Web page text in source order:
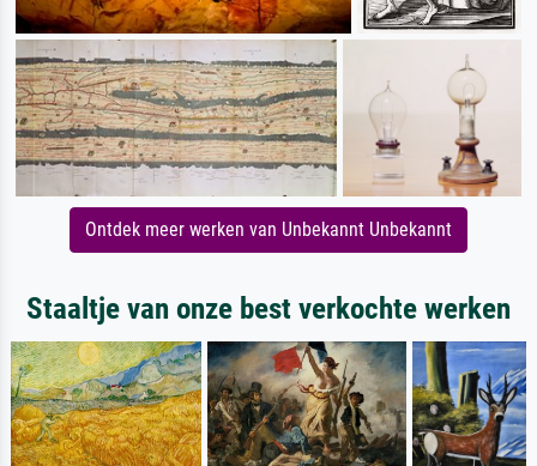
Ontdek meer werken van Unbekannt Unbekannt
Staaltje van onze best verkochte werken